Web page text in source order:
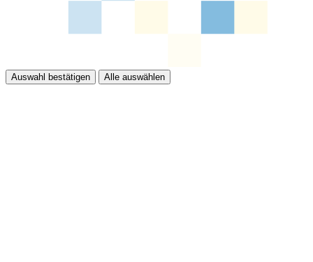
Auswahl bestätigen Alle auswählen